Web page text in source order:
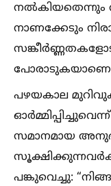
നല്‍കിയതെന്നും
നാണക്കേടും
പഴയകാല
സമാനമായ
പങ്കുവെച്ചു: